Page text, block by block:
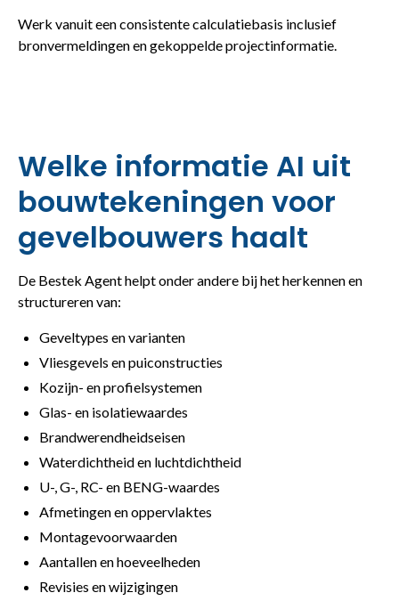
Werk vanuit een consistente calculatiebasis inclusief
bronvermeldingen en gekoppelde projectinformatie.
Welke informatie AI uit
bouwtekeningen voor
gevelbouwers haalt
De Bestek Agent helpt onder andere bij het herkennen en
structureren van:
Geveltypes en varianten
Vliesgevels en puiconstructies
Kozijn- en profielsystemen
Glas- en isolatiewaardes
Brandwerendheidseisen
Waterdichtheid en luchtdichtheid
U-, G-, RC- en BENG-waardes
Afmetingen en oppervlaktes
Montagevoorwaarden
Aantallen en hoeveelheden
Revisies en wijzigingen